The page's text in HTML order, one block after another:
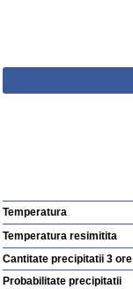
Temperatura
Temperatura resimitita
Cantitate precipitatii 3 ore
Probabilitate precipitatii